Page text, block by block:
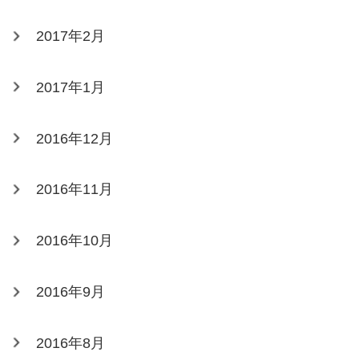
2017年2月
2017年1月
2016年12月
2016年11月
2016年10月
2016年9月
2016年8月